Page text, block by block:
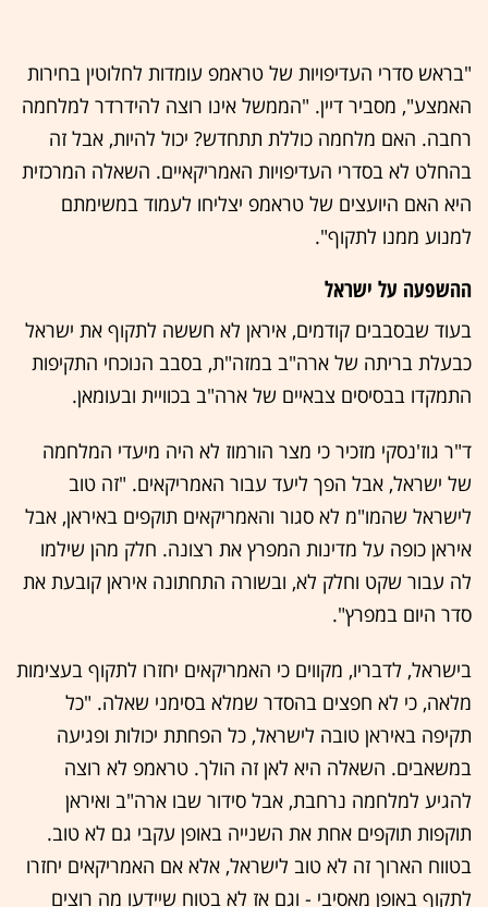
"בראש סדרי העדיפויות של טראמפ עומדות לחלוטין בחירות
האמצע", מסביר דיין. "הממשל אינו רוצה להידרדר למלחמה
רחבה. האם מלחמה כוללת תתחדש? יכול להיות, אבל זה
בהחלט לא בסדרי העדיפויות האמריקאיים. השאלה המרכזית
היא האם היועצים של טראמפ יצליחו לעמוד במשימתם
למנוע ממנו לתקוף".
ההשפעה על ישראל
בעוד שבסבבים קודמים, איראן לא חששה לתקוף את ישראל
כבעלת בריתה של ארה"ב במזה"ת, בסבב הנוכחי התקיפות
התמקדו בבסיסים צבאיים של ארה"ב בכוויית ובעומאן.
ד"ר גוז'נסקי מזכיר כי מצר הורמוז לא היה מיעדי המלחמה
של ישראל, אבל הפך ליעד עבור האמריקאים. "זה טוב
לישראל שהמו"מ לא סגור והאמריקאים תוקפים באיראן, אבל
איראן כופה על מדינות המפרץ את רצונה. חלק מהן שילמו
לה עבור שקט וחלק לא, ובשורה התחתונה איראן קובעת את
סדר היום במפרץ".
בישראל, לדבריו, מקווים כי האמריקאים יחזרו לתקוף בעצימות
מלאה, כי לא חפצים בהסדר שמלא בסימני שאלה. "כל
תקיפה באיראן טובה לישראל, כל הפחתת יכולות ופגיעה
במשאבים. השאלה היא לאן זה הולך. טראמפ לא רוצה
להגיע למלחמה נרחבת, אבל סידור שבו ארה"ב ואיראן
תוקפות תוקפים אחת את השנייה באופן עקבי גם לא טוב.
בטווח הארוך זה לא טוב לישראל, אלא אם האמריקאים יחזרו
לתקוף באופן מאסיבי - וגם אז לא בטוח שיידעו מה רוצים